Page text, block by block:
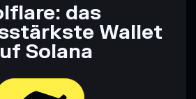
das
Wallet
Solana